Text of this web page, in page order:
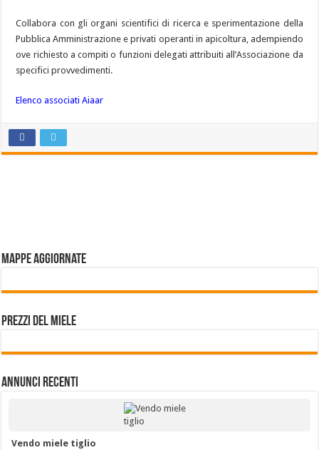
Collabora con gli organi scientifici di ricerca e sperimentazione della
Pubblica Amministrazione e privati operanti in apicoltura, adempiendo
ove richiesto a compiti o funzioni delegati attribuiti all’Associazione da
specifici provvedimenti.
Elenco associati Aiaar
Mappe aggiornate
Prezzi del miele
Annunci Recenti
Vendo miele tiglio